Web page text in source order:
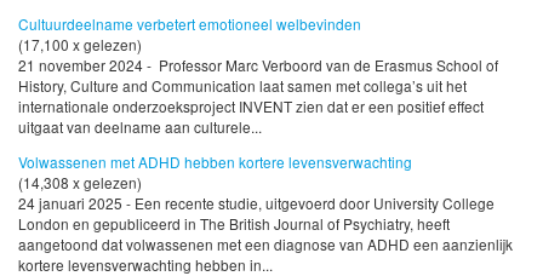
Cultuurdeelname verbetert emotioneel welbevinden
(17,100 x gelezen)
21 november 2024 - Professor Marc Verboord van de Erasmus School of
History, Culture and Communication laat samen met collega’s uit het
internationale onderzoeksproject INVENT zien dat er een positief effect
uitgaat van deelname aan culturele...
Volwassenen met ADHD hebben kortere levensverwachting
(14,308 x gelezen)
24 januari 2025 - Een recente studie, uitgevoerd door University College
London en gepubliceerd in The British Journal of Psychiatry, heeft
aangetoond dat volwassenen met een diagnose van ADHD een aanzienlijk
kortere levensverwachting hebben in...